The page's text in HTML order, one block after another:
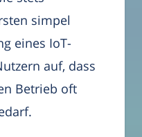
simpel
eines IoT-
auf, dass
Betrieb oft